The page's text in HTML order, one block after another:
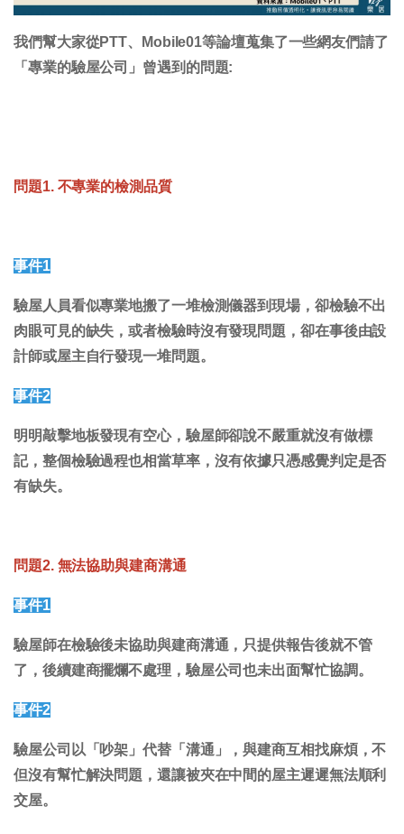
我們幫大家從PTT、Mobile01等論壇蒐集了一些網友們請了
「專業的驗屋公司」曾遇到的問題:
問題1. 不專業的檢測品質
事件1
驗屋人員看似專業地搬了一堆檢測儀器到現場，卻檢驗不出
肉眼可見的缺失，或者檢驗時沒有發現問題，卻在事後由設
計師或屋主自行發現一堆問題。
事件2
明明敲擊地板發現有空心，驗屋師卻說不嚴重就沒有做標
記，整個檢驗過程也相當草率，沒有依據只憑感覺判定是否
有缺失。
問題2. 無法協助與建商溝通
事件1
驗屋師在檢驗後未協助與建商溝通，只提供報告後就不管
了，後續建商擺爛不處理，驗屋公司也未出面幫忙協調。
事件2
驗屋公司以「吵架」代替「溝通」，與建商互相找麻煩，不
但沒有幫忙解決問題，還讓被夾在中間的屋主遲遲無法順利
交屋。